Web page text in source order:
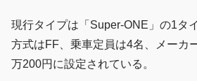
現行タイプは「Super-ONE」の1タ
方式はFF、乗車定員は4名、メーカ
万200円に設定されている。